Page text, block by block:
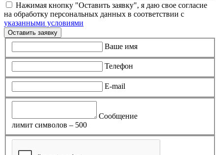
Нажимая кнопку "Оставить заявку", я даю свое согласие
на обработку персональных данных в соответствии с
указанными условиями
Оставить заявку
Ваше имя
Телефон
E-mail
Сообщение
лимит символов – 500